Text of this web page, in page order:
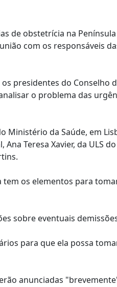
de obstetrícia na
com os responsáveis
presidentes do Conselho
o problema das
Ministério da Saúde, em
Teresa Xavier, da ULS do
tem os elementos para
sobre eventuais
para que ela possa
anunciadas